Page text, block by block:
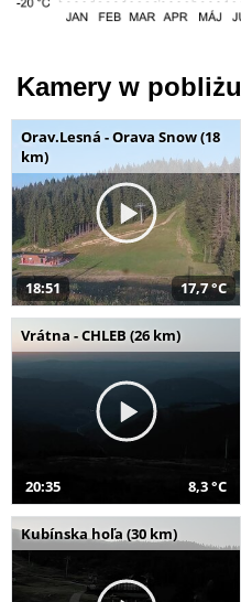
Kamery w pobliżu
Orav.Lesná - Orava Snow (18
km)
18:51 17,7 °C
Vrátna - CHLEB (26 km)
20:35 8,3 °C
Kubínska hoľa (30 km)